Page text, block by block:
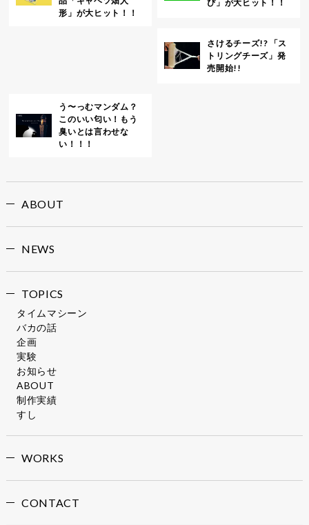
形」が大ヒット！！
ぴ」が大ヒット！！
さけるチーズ!? 「ス
トリングチーズ」発
売開始!!
う〜っむマンダム？
このいい匂い！もう
臭いとは言わせな
い！！！
ABOUT
NEWS
TOPICS
タイムマシーン
バカの話
企画
実験
お知らせ
ABOUT
制作実績
すし
WORKS
CONTACT